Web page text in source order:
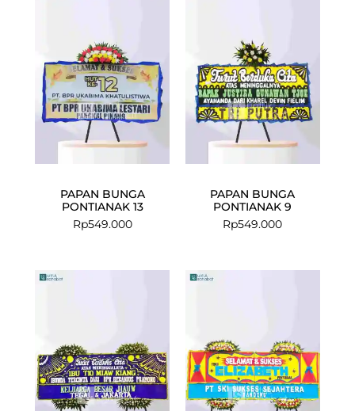
PAPAN BUNGA
PONTIANAK 13
Rp549.000
PAPAN BUNGA
PONTIANAK 9
Rp549.000